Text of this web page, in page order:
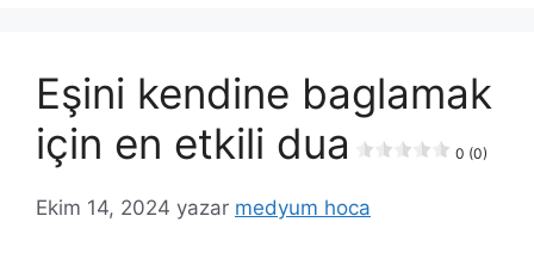
Eşini kendine baglamak
için en etkili dua
0 (0)
Ekim 14, 2024 yazar medyum hoca